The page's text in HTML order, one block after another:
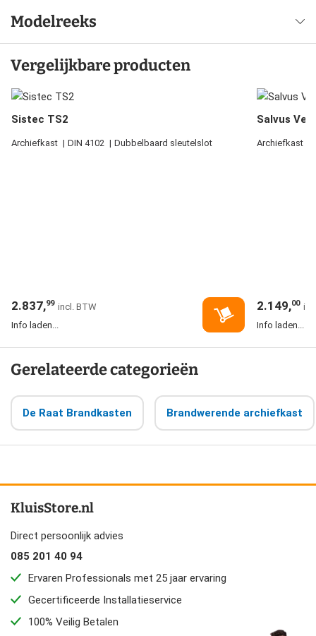
Modelreeks
Vergelijkbare producten
Sistec TS2
Archiefkast DIN 4102 Dubbelbaard sleutelslot
2.837,99
Info laden...
Salvus
Archiefkast
2.149,00
Info laden...
Gerelateerde categorieën
De Raat Brandkasten Brandwerende archiefkast
KluisStore.nl
Direct persoonlijk advies
085 201 40 94
Ervaren Professionals met 25 jaar ervaring
Gecertificeerde Installatieservice
100% Veilig Betalen